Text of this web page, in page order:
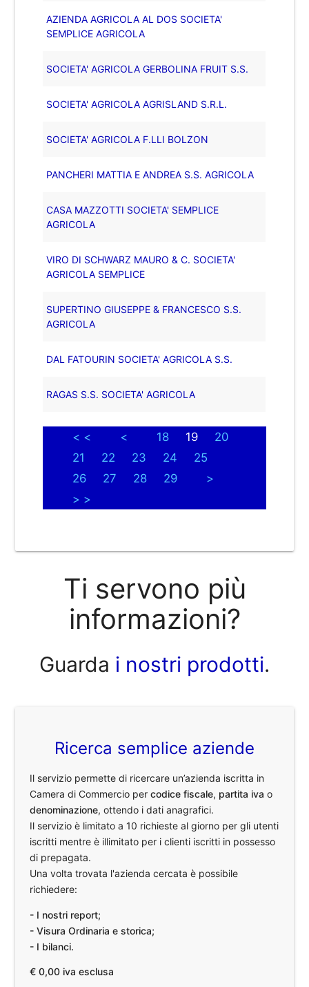
AZIENDA AGRICOLA AL DOS SOCIETA'
SEMPLICE AGRICOLA
SOCIETA' AGRICOLA GERBOLINA FRUIT S.S.
SOCIETA' AGRICOLA AGRISLAND S.R.L.
SOCIETA' AGRICOLA F.LLI BOLZON
PANCHERI MATTIA E ANDREA S.S. AGRICOLA
CASA MAZZOTTI SOCIETA' SEMPLICE
AGRICOLA
VIRO DI SCHWARZ MAURO & C. SOCIETA'
AGRICOLA SEMPLICE
SUPERTINO GIUSEPPE & FRANCESCO S.S.
AGRICOLA
DAL FATOURIN SOCIETA' AGRICOLA S.S.
RAGAS S.S. SOCIETA' AGRICOLA
< < < 18 19
20
21
22 23 24
25
26
27 28 29
>
> >
Ti servono più
informazioni?
Guarda i nostri prodotti.
Ricerca semplice aziende
Il servizio permette di ricercare un’azienda iscritta in
Camera di Commercio percodice fiscale, partita iva o
denominazione, ottendo i dati anagrafici.
Il servizio è limitato a 10 richieste al giorno per gli utenti
iscritti mentre è illimitato per i clienti iscritti in possesso
di prepagata.
Una volta trovata l'azienda cercata è possibile
richiedere:
- I nostri report;
- Visura Ordinaria e storica;
- I bilanci.
€ 0,00 iva esclusa